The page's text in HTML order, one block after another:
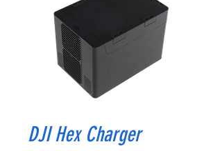
DJI Hex Charger